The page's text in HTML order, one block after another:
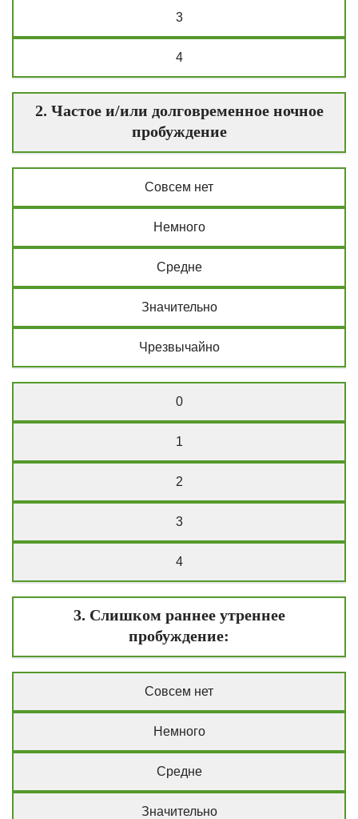
3
4
2. Частое и/или долговременное ночное
пробуждение
Совсем нет
Немного
Средне
Значительно
Чрезвычайно
0
1
2
3
4
3. Слишком раннее утреннее
пробуждение:
Совсем нет
Немного
Средне
Значительно